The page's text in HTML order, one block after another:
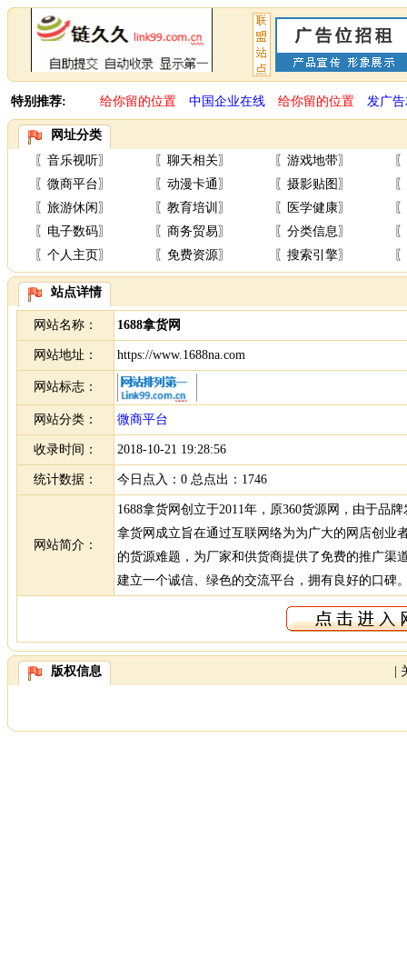
特别推荐: 给你留的位置 中国企业在线 给你留的位置 发广
网址分类
〖 音乐视听〗 〖 聊天相关〗 〖 游戏地带〗
〖
〖 微商平台〗 〖 动漫卡通 〗 〖 摄影贴图 〗
〖
〖 旅游休闲 〗 〖 教育培训 〗 〖 医学健康〗
〖
〖 电子数码〗 〖 商务贸易〗 〖 分类信息〗
〖
〖 个人主页〗 〖 免费资源〗 〖 搜索引擎〗 〖
站点详情
网站名称： 1688拿货网
网站地址： https://www.1688na.com
网站标志：
网站分类： 微商平台
收录时间： 2018-10-21 19:28:56
统计数据： 今日点入：0 总点出：1746
网站简介：
1688拿货网创立于2011年，原360货源网，由于品
拿货网成立旨在通过互联网络为为广大的网店创业
的货源难题，为厂家和供货商提供了免费的推广渠
建立一个诚信、绿色的交流平台，拥有良好的口碑
版权信息